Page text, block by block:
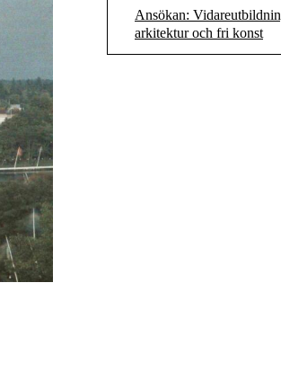
Ansökan:
arkitektur och fri konst